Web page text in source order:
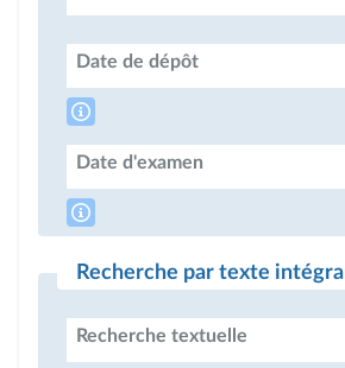
Date de dépôt
Date d'examen
Recherche par texte intégral
Recherche textuelle